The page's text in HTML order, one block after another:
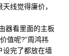
线觉得廉价，
器看里面的主板
值呢?”周鸿祎
设完了都放在墙